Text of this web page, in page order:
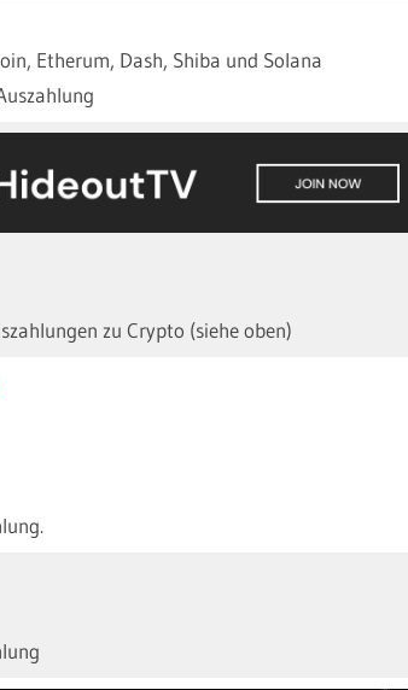
Etherum, Dash, Shiba und Solana
zu Crypto (siehe oben)